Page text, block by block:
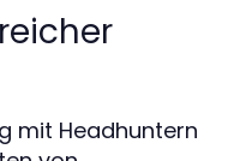
mit Headhuntern